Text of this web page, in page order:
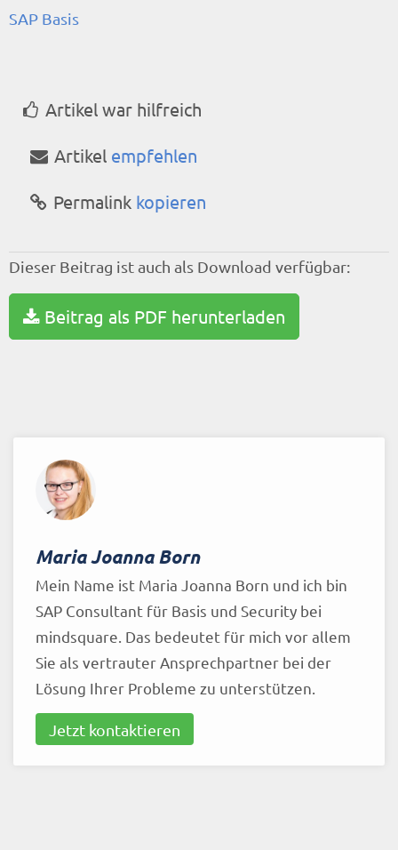
SAP Basis
Artikel war hilfreich
Artikel empfehlen
Permalink kopieren
Dieser Beitrag ist auch als Download verfügbar:
Beitrag als PDF herunterladen
Maria Joanna Born
Mein Name ist Maria Joanna Born und ich bin
SAP Consultant für Basis und Security bei
mindsquare. Das bedeutet für mich vor allem
Sie als vertrauter Ansprechpartner bei der
Lösung Ihrer Probleme zu unterstützen.
Jetzt kontaktieren